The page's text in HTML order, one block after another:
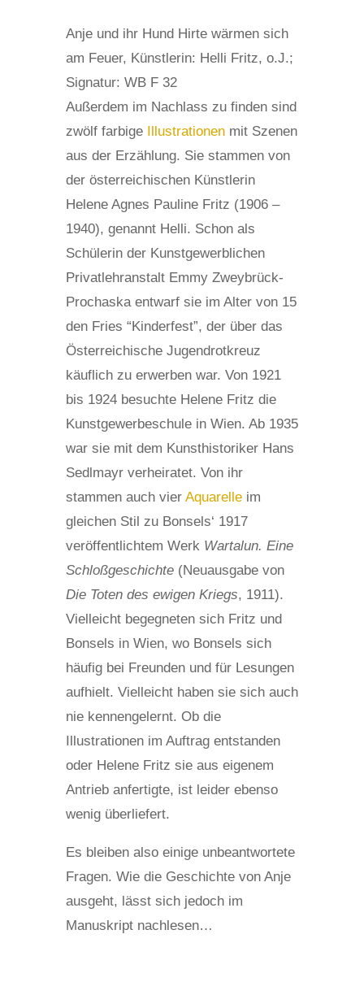
Anje und ihr Hund Hirte wärmen sich
am Feuer, Künstlerin: Helli Fritz, o.J.;
Signatur: WB F 32
Außerdem im Nachlass zu finden sind
zwölf farbige
Illustrationenmit Szenen
aus der Erzählung. Sie stammen von
der österreichischen Künstlerin
Helene Agnes Pauline Fritz (1906 –
1940), genannt Helli. Schon als
Schülerin der Kunstgewerblichen
Privatlehranstalt Emmy Zweybrück-
Prochaska entwarf sie im Alter von 15
den Fries “Kinderfest”, der über das
Österreichische Jugendrotkreuz
käuflich zu erwerben war. Von 1921
bis 1924 besuchte Helene Fritz die
Kunstgewerbeschule in Wien. Ab 1935
war sie mit dem Kunsthistoriker Hans
Sedlmayr verheiratet. Von ihr
stammen auch vier Aquarelleim
gleichen Stil zu Bonsels‘ 1917
veröffentlichtem Werk Wartalun. Eine
Schloßgeschichte(Neuausgabe von
Die Toten des ewigen Kriegs, 1911).
Vielleicht begegneten sich Fritz und
Bonsels in Wien, wo Bonsels sich
häufig bei Freunden und für Lesungen
aufhielt. Vielleicht haben sie sich auch
nie kennengelernt. Ob die
Illustrationen im Auftrag entstanden
oder Helene Fritz sie aus eigenem
Antrieb anfertigte, ist leider ebenso
wenig überliefert.
Es bleiben also einige unbeantwortete
Fragen. Wie die Geschichte von Anje
ausgeht, lässt sich jedoch im
Manuskript nachlesen…